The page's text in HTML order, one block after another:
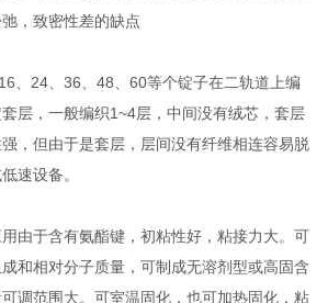
，致密性差的缺点
、24、36、48、60等个锭子在二轨道上编
层，一般编织1~4层，中间没有绒芯，套层
，但由于是套层，层间没有纤维相连容易脱
速设备。
由于含有氨酯键，初粘性好，粘接力大。可
和相对分子质量，可制成无溶剂型或高固含
调范围大。可室温固化，也可加热固化，粘